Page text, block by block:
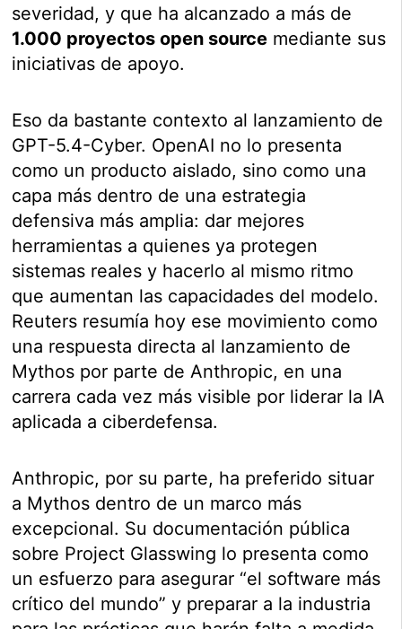
severidad, y que ha alcanzado a más de
1.000 proyectos open source mediante sus
iniciativas de apoyo.
Eso da bastante contexto al lanzamiento de
GPT-5.4-Cyber. OpenAI no lo presenta
como un producto aislado, sino como una
capa más dentro de una estrategia
defensiva más amplia: dar mejores
herramientas a quienes ya protegen
sistemas reales y hacerlo al mismo ritmo
que aumentan las capacidades del modelo.
Reuters resumía hoy ese movimiento como
una respuesta directa al lanzamiento de
Mythos por parte de Anthropic, en una
carrera cada vez más visible por liderar la IA
aplicada a ciberdefensa.
Anthropic, por su parte, ha preferido situar
a Mythos dentro de un marco más
excepcional. Su documentación pública
sobre Project Glasswing lo presenta como
un esfuerzo para asegurar “el software más
crítico del mundo” y preparar a la industria